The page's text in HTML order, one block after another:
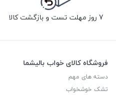
7 روز مهلت تست و بازگشت کالا
فروشگاه کالای خواب بالیشما
دسته های مهم
تشک خوشخواب